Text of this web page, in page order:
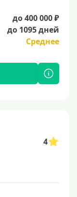
до 400 000 ₽
до 1095 дней
Среднее
4